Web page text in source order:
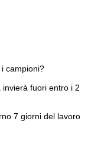
campioni?
fuori entro i 2
7 giorni del lavoro